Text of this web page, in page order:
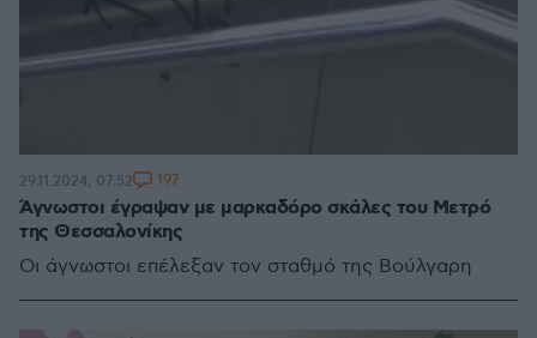
Άγνωστοι έγραψαν με μαρκαδόρο σκάλες του Μετρό
της Θεσσαλονίκης
Οι άγνωστοι επέλεξαν τον σταθμό της Βούλγαρη
29.11.2024, 07:52 197